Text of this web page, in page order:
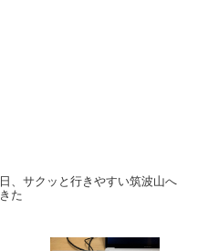
、サクッと行きやすい筑波山へ
た